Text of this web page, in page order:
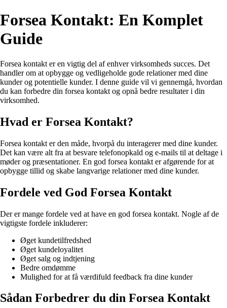
Forsea Kontakt: En Komplet
Guide
Forsea kontakt er en vigtig del af enhver virksomheds succes. Det
handler om at opbygge og vedligeholde gode relationer med dine
kunder og potentielle kunder. I denne guide vil vi gennemgå, hvordan
du kan forbedre din forsea kontakt og opnå bedre resultater i din
virksomhed.
Hvad er Forsea Kontakt?
Forsea kontakt er den måde, hvorpå du interagerer med dine kunder.
Det kan være alt fra at besvare telefonopkald og e-mails til at deltage i
møder og præsentationer. En god forsea kontakt er afgørende for at
opbygge tillid og skabe langvarige relationer med dine kunder.
Fordele ved God Forsea Kontakt
Der er mange fordele ved at have en god forsea kontakt. Nogle af de
vigtigste fordele inkluderer:
Øget kundetilfredshed
Øget kundeloyalitet
Øget salg og indtjening
Bedre omdømme
Mulighed for at få værdifuld feedback fra dine kunder
Sådan Forbedrer du din Forsea Kontakt